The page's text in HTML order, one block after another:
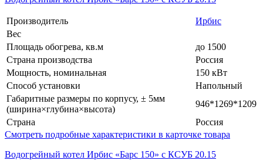
Производитель
Ирбис
Вес
Площадь обогрева, кв.м
до 1500
Страна производства
Россия
Мощность, номинальная
150 кВт
Способ установки
Напольный
Габаритные размеры по корпусу, ± 5мм
(ширина×глубина×высота)
946*1269*1209
Страна
Россия
Смотреть подробные характеристики в карточке товара
Водогрейный котел Ирбис «Барс 150» с КСУБ 20.15